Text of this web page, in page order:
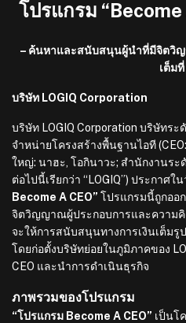
โปรแกรม “Become
– ค้นหาและสนับสนุนผู้นำที่มีจิตวิ
เต็มที่
บริษัท LOGIQ Corporation
บริษัท LOGIQ Corporation บริษัทร
จำหน่ายโครงสร้างพื้นฐานไอที
ใหญ่: นาฮะ, โอกินาวะ; สำนักงานระ
ต่อไปนี้เรียกว่า “LOGIQ”) ประกาศใ
Become A CEO” โปรแกรมนี้ถูกออ
จิตวิญญาณผู้ประกอบการและความคิ
จะให้การสนับสนุนทางการเงินเต็ม
โดยก่อตั้งบริษัทย่อยในภูมิภาคของ
CEO และนำการดำเนินธุรกิจ
ภาพรวมของโปรแกรม
“โปรแกรม Become A CEO” เป็นโ